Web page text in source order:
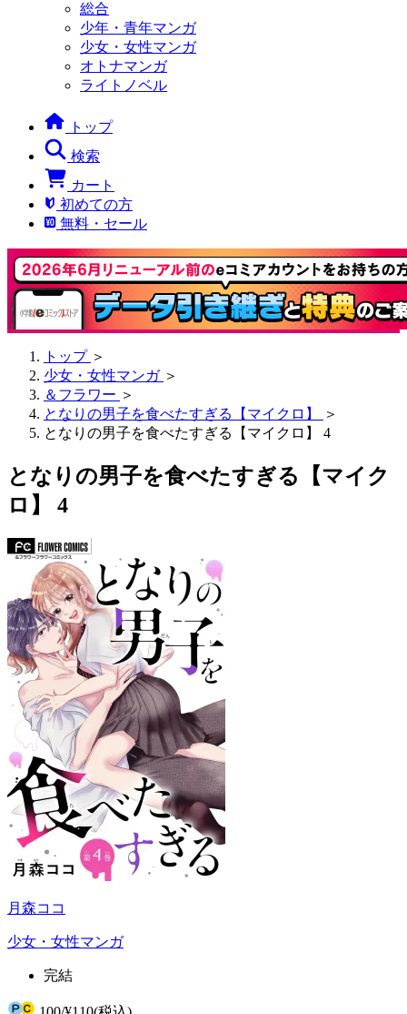
総合
少年・青年マンガ
少女・女性マンガ
オトナマンガ
ライトノベル
トップ
検索
カート
初めての方
無料・セール
トップ ＞
少女・女性マンガ ＞
＆フラワー ＞
となりの男子を食べたすぎる【マイクロ】
＞
となりの男子を食べたすぎる【マイクロ】 4
となりの男子を食べたすぎる【マイク
ロ】 4
月森ココ
少女・女性マンガ
完結